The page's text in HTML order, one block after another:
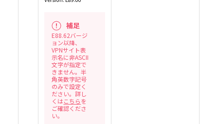
１０．米国政府機関のエンドユーザーへの注意
本ソフトウェアは48 CFR 2.101（2007年10月）において定義される「商用品目」で、48
12.212（2007年10月）に規定される「商用コンピューターソフトウェア」及び「商用
ーソフトウェア文書類」からなるものです。48 CFR 12.212 （2007年10月）及び48
ら227.7202-4（2007年1月）までに従い、すべての米国政府機関のエンドユーザーが、
ア及び付属文書に関して得られる権利は、上記に説明される権利のみを指すものとし
トウェアの使用は、本ソフトウェアが「商用コンピューターソフトウェア」及び「商
ターソフトウェア文書類」であることに関する米国政府の同意と、上記に記載される
に関する承諾を構成するものとみなされます。
１１．本契約書の変更
11.1 村田機械は以下の場合に、村田機械の裁量により、本契約書を変更することがで
（１）本契約書の変更が、お客様の一般の利益に適合するとき。
（２）本契約書の変更が、契約をした目的に反せず、かつ、変更の必要性、変更後の
性、変更の内容その他の変更に係る事情に照らして合理的なものであるとき。
11.2 村田機械は前項による本契約書の変更にあたり、変更後の本契約書の効力発生
までに、本契約書を変更する旨及び変更後の本契約書の内容とその効力発生日を当社
（URL：https://www.muratec.jp/ce/support/）に掲示します。
補足
E88.62バージ
ョン以降、
VPNサイト表
示名に非ASCII
文字が指定で
きません。半
角英数字記号
のみで設定く
ださい。詳し
くはこちらを
ご確認くださ
い。